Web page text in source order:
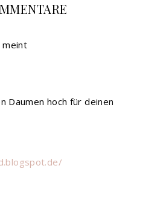
meint
Daumen hoch für deinen